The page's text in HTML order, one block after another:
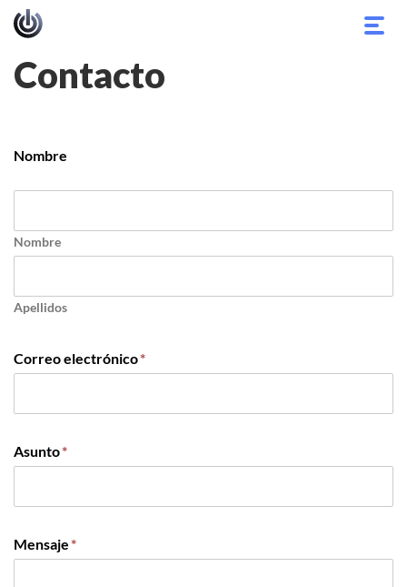
Contacto
Nombre
Nombre
Apellidos
Correo electrónico*
Asunto*
Mensaje*